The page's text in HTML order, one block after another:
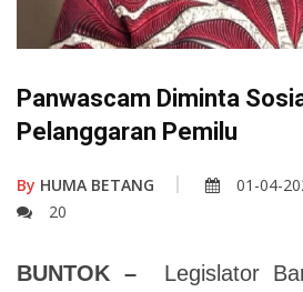
Panwascam Diminta
Pelanggaran Pemilu
By HUMA BETANG 01-04-
20
BUNTOK –
Legislator